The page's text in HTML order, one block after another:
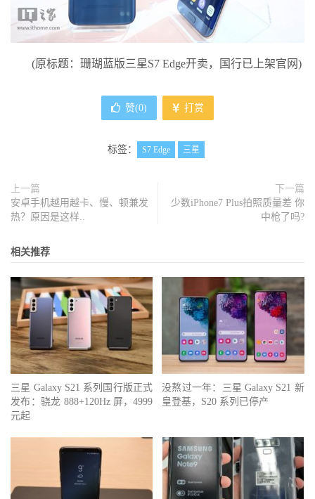
(原标题：珊瑚蓝版三星S7 Edge开卖，国行已上架官网)
赞(0) 打赏
标签： S7 Edge 三星
上一篇
安卓手机越用越卡、慢、顿兼发
热？原因是这样..
下一篇
少数iPhone7 Plus拍照质量差 你
中枪了吗?
相关推荐
三星 Galaxy S21 系列国行版正式
发布：骁龙 888+120Hz 屏，4999
元起
没熬过一年：三星 Galaxy S21 新
皇登基，S20 系列已停产